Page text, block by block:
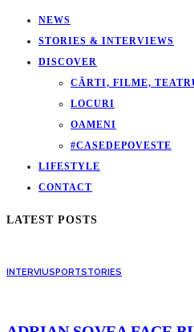
NEWS
STORIES & INTERVIEWS
DISCOVER
CĂRTI, FILME,
LOCURI
OAMENI
#CASEDEPOVESTE
LIFESTYLE
CONTACT
LATEST POSTS
INTERVIUSPORTSTORIES